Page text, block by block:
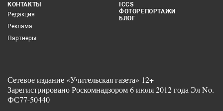
КОНТАКТЫ
Редакция
Реклама
Партнеры
ICCS
ФОТОРЕПОРТАЖИ
БЛОГ
Сетевое издание «Учительская газета» 12+
Зарегистрировано Роскомнадзором 6 июля 2012 года Эл No.
ФС77-50440